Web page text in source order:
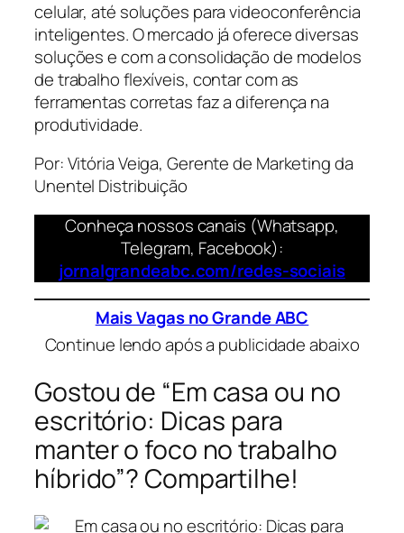
celular, até soluções para videoconferência
inteligentes. O mercado já oferece diversas
soluções e com a consolidação de modelos
de trabalho flexíveis, contar com as
ferramentas corretas faz a diferença na
produtividade.
Por: Vitória Veiga, Gerente de Marketing da
Unentel Distribuição
Conheça nossos canais (Whatsapp,
Telegram, Facebook):
jornalgrandeabc.com/redes-sociais
Mais Vagas no Grande ABC
Continue lendo após a publicidade abaixo
Gostou de “Em casa ou no
escritório: Dicas para
manter o foco no trabalho
híbrido”? Compartilhe!